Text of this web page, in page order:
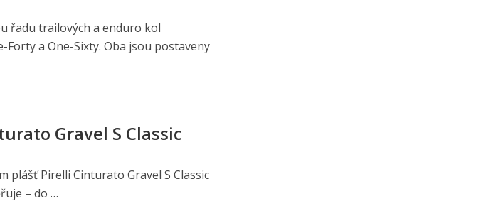
řadu trailových a enduro kol
a One-Sixty. Oba jsou postaveny
Gravel S Classic
plášť Pirelli Cinturato Gravel S Classic
– do …